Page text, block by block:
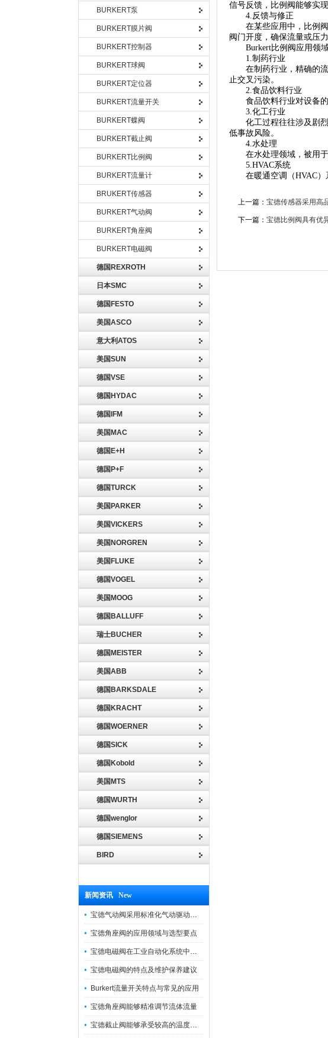
BURKERT泵
BURKERT膜片阀
BURKERT控制器
BURKERT球阀
BURKERT定位器
BURKERT流量开关
BURKERT蝶阀
BURKERT截止阀
BURKERT比例阀
BURKERT流量计
BRUKERT传感器
BURKERT气动阀
BURKERT角座阀
BURKERT电磁阀
德国REXROTH
日本SMC
德国FESTO
美国ASCO
意大利ATOS
美国SUN
德国VSE
德国HYDAC
德国IFM
美国MAC
德国E+H
德国P+F
德国TURCK
美国PARKER
美国VICKERS
美国NORGREN
美国FLUKE
德国VOGEL
美国MOOG
德国BALLUFF
瑞士BUCHER
德国MEISTER
美国ABB
德国BARKSDALE
德国KRACHT
德国WOERNER
德国SICK
德国Kobold
美国MTS
德国WURTH
德国wenglor
德国SIEMENS
BIRD
新闻资讯 New
宝德气动阀采用标准化气动驱动设计，可匹配各类工业气源工况
宝德角座阀的应用领域与选型要点
宝德电磁阀在工业自动化系统中的作用
宝德电磁阀的特点及维护保养建议
Burkert流量开关特点与常见的应用
宝德角座阀能够精准调节流体流量
宝德截止阀能够承受较高的温度和压力
信号反馈，比例阀能够实
4.反馈与修正
在某些应用中，比例阀
阀门开度，确保流量或压
Burkert比例阀应用领域
1.制药行业
在制药行业，精确的流
止交叉污染。
2.食品饮料行业
食品饮料行业对设备的
3.化工行业
化工过程往往涉及剧烈
低事故风险。
4.水处理
在水处理领域，被用于
5.HVAC系统
在暖通空调（HVAC）系
上一篇： 宝德传感器采用高
下一篇： 宝德比例阀具有优